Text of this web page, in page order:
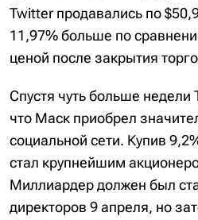
Twitter продавались по
11,97% больше по
ценой после закрытия
Спустя чуть больше недели
что Маск приобрел
социальной сети. Купив
стал крупнейшим
Миллиардер должен был
директоров 9 апреля, но